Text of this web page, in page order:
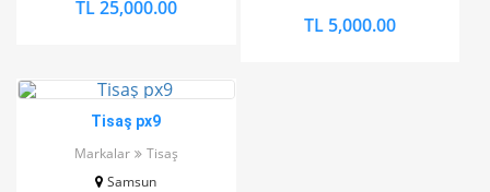
TL 25,000.00
TL 5,000.00
Tisaş px9
Markalar
Tisaş
Samsun